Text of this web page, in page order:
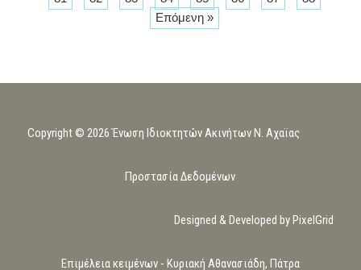
Επόμενη »
Copyright © 2026 Ένωση Ιδιοκτητών Ακινήτων Ν. Αχαϊας
Προστασία Δεδομένων
Designed & Developed by PixelGrid
Επιμέλεια κειμένων - Κυριακή Αθανασιάδη, Πάτρα